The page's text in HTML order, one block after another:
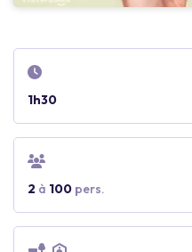
1h30
2 à 100 pers.